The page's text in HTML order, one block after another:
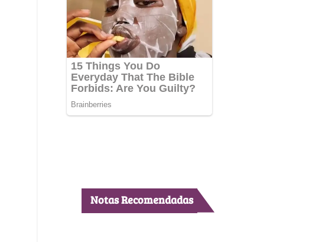
Notas Recomendadas